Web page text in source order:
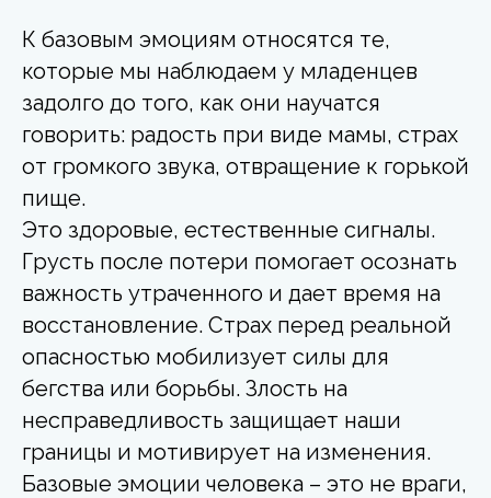
К базовым эмоциям относятся те,
которые мы наблюдаем у младенцев
задолго до того, как они научатся
говорить: радость при виде мамы, страх
от громкого звука, отвращение к горькой
пище.
Это здоровые, естественные сигналы.
Грусть после потери помогает осознать
важность утраченного и дает время на
восстановление. Страх перед реальной
опасностью мобилизует силы для
бегства или борьбы. Злость на
несправедливость защищает наши
границы и мотивирует на изменения.
Базовые эмоции человека – это не враги,